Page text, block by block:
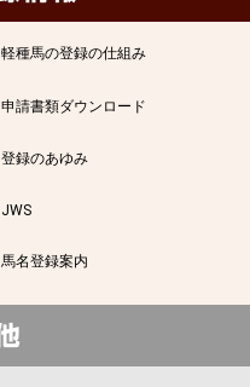
軽種馬の登録の仕組み
申請書類ダウンロード
登録のあゆみ
JWS
馬名登録案内